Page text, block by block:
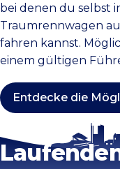
bei denen du selbst
Traumrennwagen
fahren kannst.
einem gültigen
Entdecke die
Bleib auf